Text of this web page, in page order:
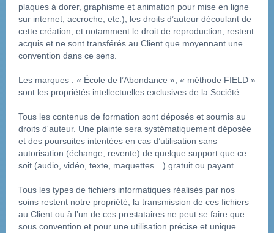
plaques à dorer, graphisme et animation pour mise en ligne
sur internet, accroche, etc.), les droits d’auteur découlant de
cette création, et notamment le droit de reproduction, restent
acquis et ne sont transférés au Client que moyennant une
convention dans ce sens.
Les marques : « École de l’Abondance », « méthode FIELD »
sont les propriétés intellectuelles exclusives de la Société.
Tous les contenus de formation sont déposés et soumis au
droits d'auteur. Une plainte sera systématiquement déposée
et des poursuites intentées en cas d’utilisation sans
autorisation (échange, revente) de quelque support que ce
soit (audio, vidéo, texte, maquettes…) gratuit ou payant.
Tous les types de fichiers informatiques réalisés par nos
soins restent notre propriété, la transmission de ces fichiers
au Client ou à l’un de ces prestataires ne peut se faire que
sous convention et pour une utilisation précise et unique.